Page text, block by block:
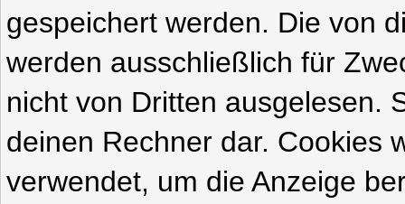
gespeichert werden. Die von
werden ausschließlich für
nicht von Dritten ausgelesen.
deinen Rechner dar. Cookies
verwendet, um die Anzeige